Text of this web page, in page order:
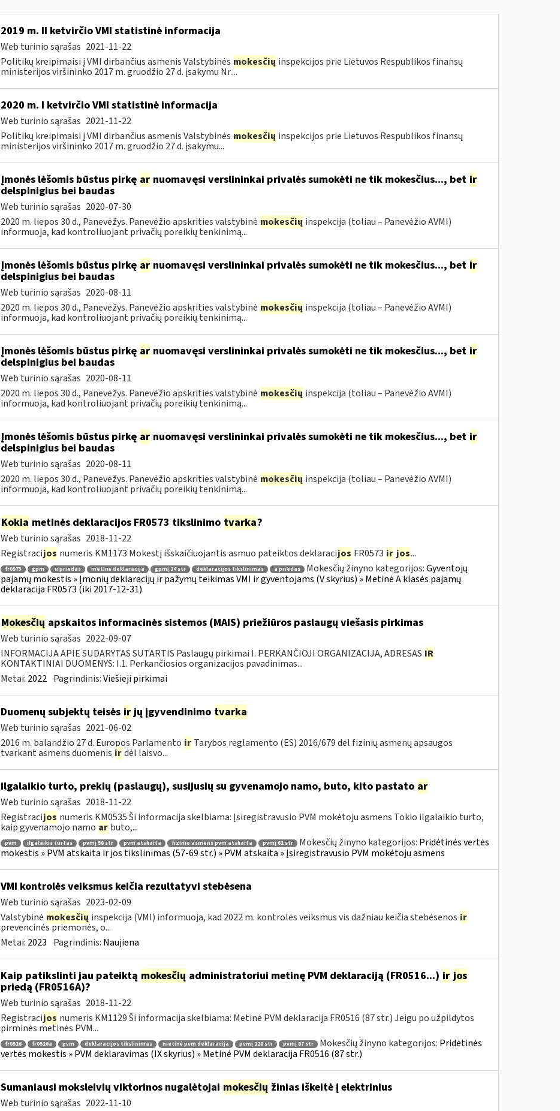
2019 m. II ketvirčio VMI statistinė informacija
Web turinio sąrašas 2021-11-22
Politikų kreipimaisi į VMI dirbančius asmenis Valstybinės mokesčių inspekcijos prie Lietuvos Respublikos finansų
ministerijos viršininko 2017 m. gruodžio 27 d. įsakymu Nr....
2020 m. I ketvirčio VMI statistinė informacija
Web turinio sąrašas 2021-11-22
Politikų kreipimaisi į VMI dirbančius asmenis Valstybinės mokesčių inspekcijos prie Lietuvos Respublikos finansų
ministerijos viršininko 2017 m. gruodžio 27 d. įsakymu...
Įmonės lėšomis būstus pirkę arnuomavęsi verslininkai privalės sumokėti ne tik mokesčius..., bet ir
delspinigius bei baudas
Web turinio sąrašas 2020-07-30
2020 m. liepos 30 d., Panevėžys. Panevėžio apskrities valstybinė mokesčių inspekcija (toliau – Panevėžio AVMI)
informuoja, kad kontroliuojant privačių poreikių tenkinimą...
Įmonės lėšomis būstus pirkę arnuomavęsi verslininkai privalės sumokėti ne tik mokesčius..., bet ir
delspinigius bei baudas
Web turinio sąrašas 2020-08-11
2020 m. liepos 30 d., Panevėžys. Panevėžio apskrities valstybinė mokesčių inspekcija (toliau – Panevėžio AVMI)
informuoja, kad kontroliuojant privačių poreikių tenkinimą...
Įmonės lėšomis būstus pirkę arnuomavęsi verslininkai privalės sumokėti ne tik mokesčius..., bet ir
delspinigius bei baudas
Web turinio sąrašas 2020-08-11
2020 m. liepos 30 d., Panevėžys. Panevėžio apskrities valstybinė mokesčių inspekcija (toliau – Panevėžio AVMI)
informuoja, kad kontroliuojant privačių poreikių tenkinimą...
Įmonės lėšomis būstus pirkę arnuomavęsi verslininkai privalės sumokėti ne tik mokesčius..., bet ir
delspinigius bei baudas
Web turinio sąrašas 2020-08-11
2020 m. liepos 30 d., Panevėžys. Panevėžio apskrities valstybinė mokesčių inspekcija (toliau – Panevėžio AVMI)
informuoja, kad kontroliuojant privačių poreikių tenkinimą...
Kokia metinės deklaracijos FR0573 tikslinimo tvarka?
Web turinio sąrašas 2018-11-22
Registracijos numeris KM1173 Mokestį išskaičiuojantis asmuo pateiktos deklaracijos FR0573 ir jos...
fr0573 gpm u priedas metinė deklaracija gpmį 24 str deklaracijos tikslinimas a priedas Mokesčių žinyno kategorijos:Gyventojų
pajamų mokestis » Įmonių deklaracijų ir pažymų teikimas VMI ir gyventojams (V skyrius) » Metinė A klasės pajamų
deklaracija FR0573 (iki 2017-12-31)
Mokesčių apskaitos informacinės sistemos (MAIS) priežiūros paslaugų viešasis pirkimas
Web turinio sąrašas 2022-09-07
INFORMACIJA APIE SUDARYTAS SUTARTIS Paslaugų pirkimai I. PERKANČIOJI ORGANIZACIJA, ADRESAS IR
KONTAKTINIAI DUOMENYS: I.1. Perkančiosios organizacijos pavadinimas...
Metai: 2022 Pagrindinis:Viešieji pirkimai
Duomenų subjektų teisės irjų įgyvendinimo tvarka
Web turinio sąrašas 2021-06-02
2016 m. balandžio 27 d. Europos Parlamento ir Tarybos reglamento (ES) 2016/679 dėl fizinių asmenų apsaugos
tvarkant asmens duomenis ir dėl laisvo...
ilgalaikio turto, prekių (paslaugų), susijusių su gyvenamojo namo, buto, kito pastato ar
Web turinio sąrašas 2018-11-22
Registracijos numeris KM0535 Ši informacija skelbiama: Įsiregistravusio PVM mokėtoju asmens Tokio ilgalaikio turto,
kaip gyvenamojo namo ar buto,...
pvm ilgalaikis turtas pvmį 58 str pvm atskaita fizinio asmens pvm atskaita pvmį 61 str Mokesčių žinyno kategorijos: Pridėtinės vertės
mokestis » PVM atskaita ir jos tikslinimas (57-69 str.) » PVM atskaita » Įsiregistravusio PVM mokėtoju asmens
VMI kontrolės veiksmus keičia rezultatyvi stebėsena
Web turinio sąrašas 2023-02-09
Valstybinė mokesčių inspekcija (VMI) informuoja, kad 2022 m. kontrolės veiksmus vis dažniau keičia stebėsenos ir
prevencinės priemonės, o...
Metai: 2023 Pagrindinis: Naujiena
Kaip patikslinti jau pateiktą mokesčių administratoriui metinę PVM deklaraciją (FR0516...) ir jos
priedą (FR0516A)?
Web turinio sąrašas 2018-11-22
Registracijos numeris KM1129 Ši informacija skelbiama: Metinė PVM deklaracija FR0516 (87 str.) Jeigu po užpildytos
pirminės metinės PVM...
fr0516 fr0516a pvm deklaracijos tikslinimas metinė pvm deklaracija pvmį 128 str pvmį 87 str Mokesčių žinyno kategorijos: Pridėtinės
vertės mokestis » PVM deklaravimas (IX skyrius) » Metinė PVM deklaracija FR0516 (87 str.)
Sumaniausi moksleivių viktorinos nugalėtojai mokesčių žinias iškeitė į elektrinius
Web turinio sąrašas 2022-11-10